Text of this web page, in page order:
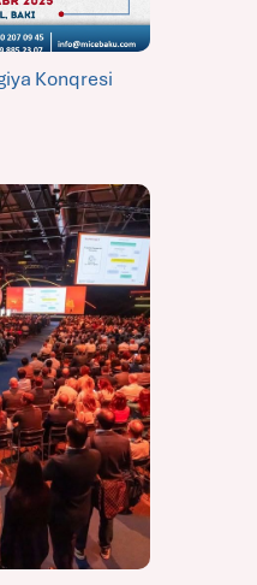
Konqresi